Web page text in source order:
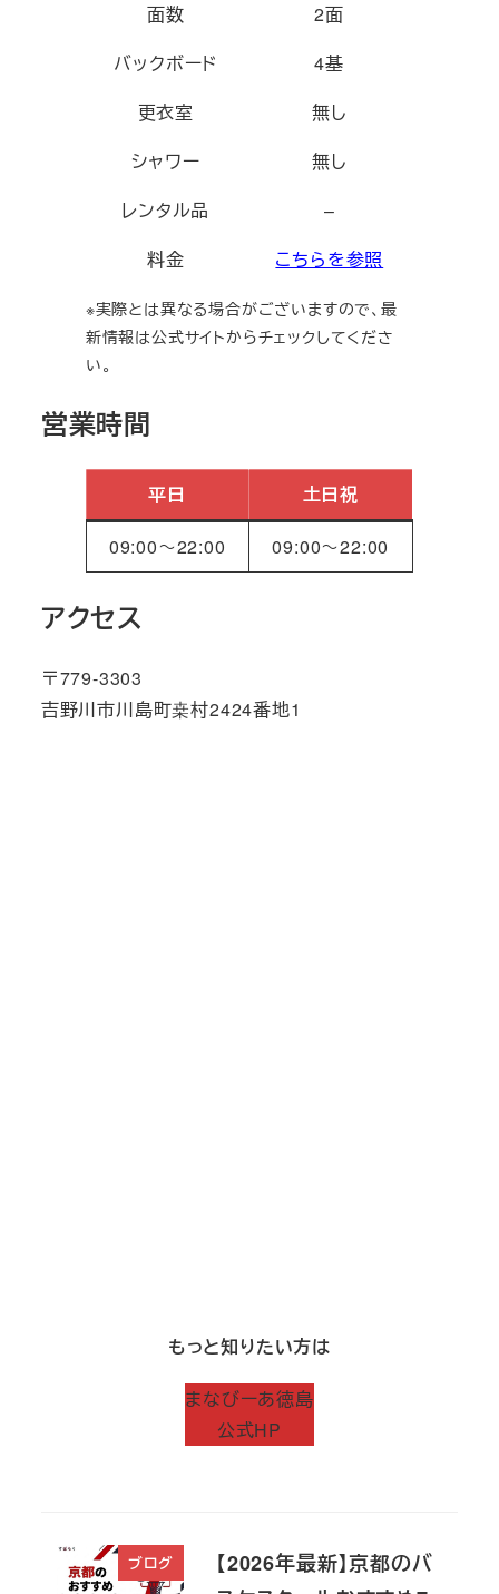
面数
2面
バックボード
4基
更衣室
無し
シャワー
無し
レンタル品
–
料金
こちらを参照
※実際とは異なる場合がございますので、最
新情報は公式サイトからチェックしてくださ
い。
営業時間
平日 土日祝
09:00～22:00 09:00～22:00
アクセス
〒779-3303
吉野川市川島町桒村2424番地1
もっと知りたい方は
まなびーあ徳島
公式HP
ブログ
【2026年最新】京都のバ